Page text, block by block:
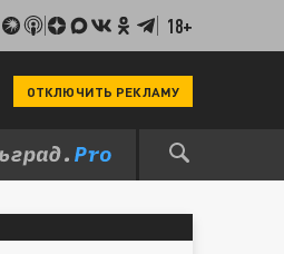
18+
ОТКЛЮЧИТЬ РЕКЛАМУ